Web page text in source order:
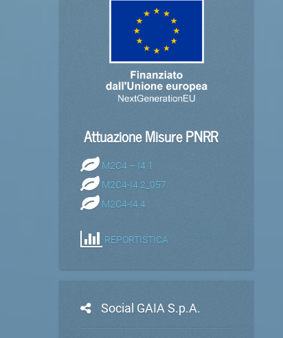
Attuazione Misure PNRR
M2C4 – I4.1
M2C4-I4.2_057
M2C4-I4.4
REPORTISTICA
Social GAIA S.p.A.